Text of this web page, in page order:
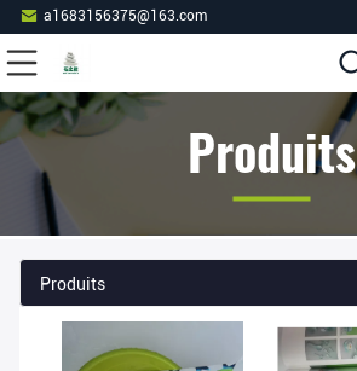
a1683156375@163.com
Produits
Produits